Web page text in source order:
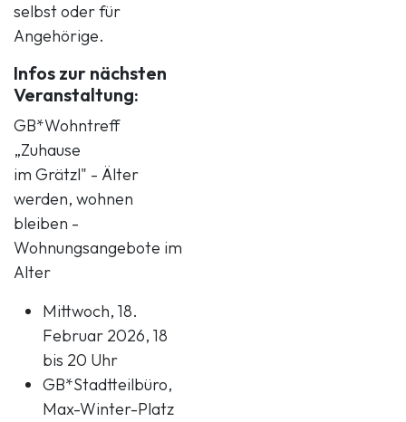
selbst oder für
Angehörige.
Infos zur nächsten
Veranstaltung:
GB*Wohntreff
„Zuhause
im Grätzl" - Älter
werden, wohnen
bleiben -
Wohnungsangebote im
Alter
Mittwoch, 18.
Februar 2026, 18
bis 20 Uhr
GB*Stadtteilbüro,
Max-Winter-Platz